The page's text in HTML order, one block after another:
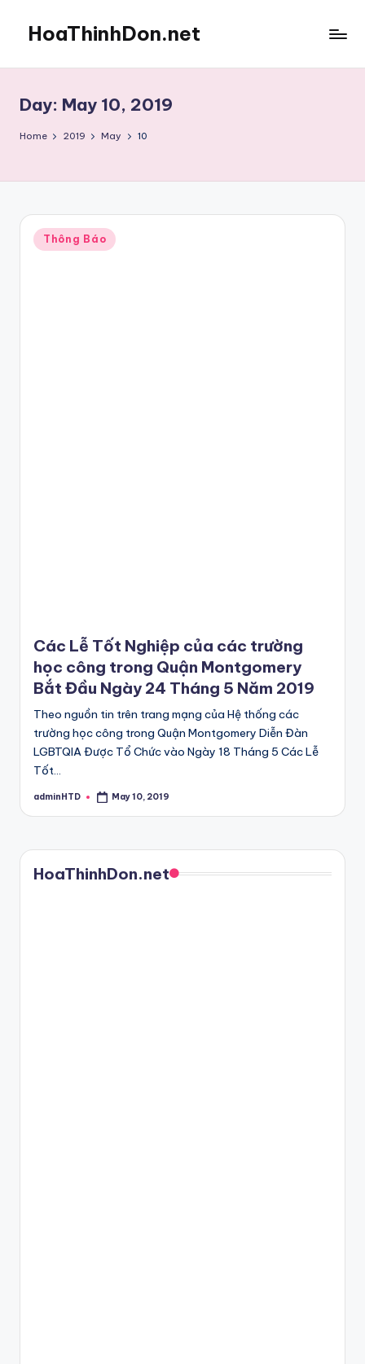
content
HoaThinhDon.net
in
Washington
D.C.
Day: May 10, 2019
Home 2019 May 10
Posted
in
Thông Báo
Các Lễ Tốt Nghiệp của các trường
học công trong Quận Montgomery
Bắt Đầu Ngày 24 Tháng 5 Năm 2019
Theo nguồn tin trên trang mạng của Hệ thống các
trường học công trong Quận Montgomery Diễn Đàn
LGBTQIA Được Tổ Chức vào Ngày 18 Tháng 5 Các Lễ
Tốt…
Posted
adminHTD May 10, 2019
HoaThinhDon.net